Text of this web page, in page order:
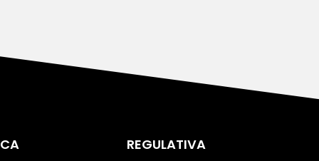
REGULATIVA